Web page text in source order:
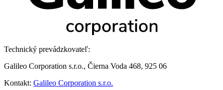
Technický prevádzkovateľ:
Galileo Corporation s.r.o., Čierna Voda 468, 925 06
Kontakt: Galileo Corporation s.r.o.